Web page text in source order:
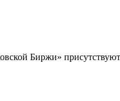
Биржи»